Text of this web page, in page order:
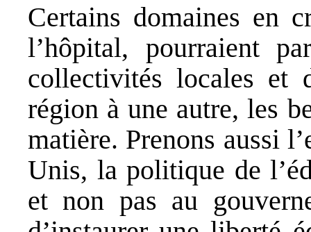
Certains domaines en
l’hôpital, pourraient
collectivités locales et
région à une autre, les
matière. Prenons aussi
Unis, la politique de
et non pas au